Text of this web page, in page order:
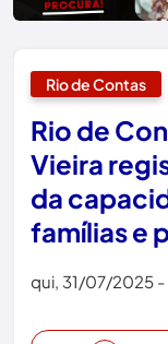
Rio de Contas
Rio de
Vieira
da
famílias e
qui, 31/07/2025 -